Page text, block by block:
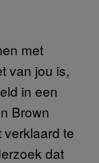
met
van jou is,
in een
Brown
te
dat